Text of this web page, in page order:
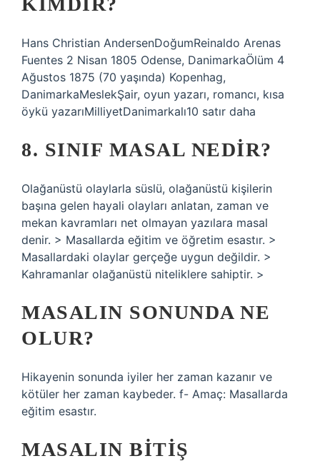
Hans Christian AndersenDoğumReinaldo Arenas
Fuentes 2 Nisan 1805 Odense, DanimarkaÖlüm 4
Ağustos 1875 (70 yaşında) Kopenhag,
DanimarkaMeslekŞair, oyun yazarı, romancı, kısa
öykü yazarıMilliyetDanimarkalı10 satır daha
8. SINIF MASAL NEDIR?
Olağanüstü olaylarla süslü, olağanüstü kişilerin
başına gelen hayali olayları anlatan, zaman ve
mekan kavramları net olmayan yazılara masal
denir. > Masallarda eğitim ve öğretim esastır. >
Masallardaki olaylar gerçeğe uygun değildir. >
Kahramanlar olağanüstü niteliklere sahiptir. >
MASALIN SONUNDA NE
OLUR?
Hikayenin sonunda iyiler her zaman kazanır ve
kötüler her zaman kaybeder. f- Amaç: Masallarda
eğitim esastır.
MASALIN BITIŞ